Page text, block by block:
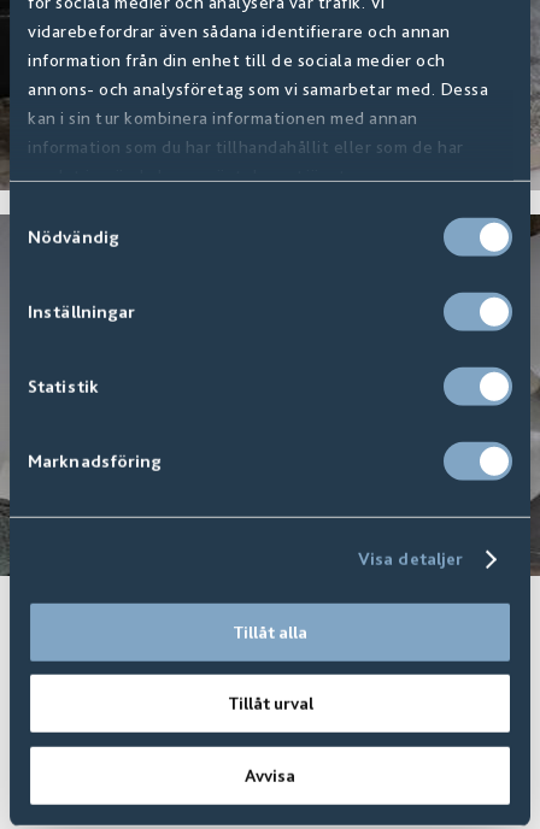
vidarebefordrar även sådana identifierare och annan
information från din enhet till de sociala medier och
annons- och analysföretag som vi samarbetar med. Dessa
kan i sin tur kombinera informationen med annan
information som du har tillhandahållit eller som de har
samlat in när du har använt deras tjänster.
Samtyckesval
Nödvändig
Inställningar
Statistik
Marknadsföring
Visa detaljer
Tillåt alla
Tillåt urval
Avvisa
I köket